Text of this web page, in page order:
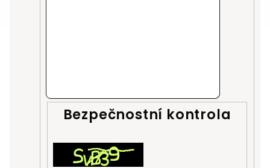
Bezpečnostní kontrola